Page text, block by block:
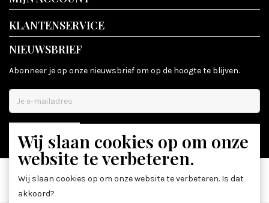
KLANTENSERVICE
NIEUWSBRIEF
Abonneer je op onze nieuwsbrief om op de hoogte te blijven.
ABONNEER
Wij slaan cookies op om onze
website te verbeteren.
Wij slaan cookies op om onze website te verbeteren. Is dat
akkoord?